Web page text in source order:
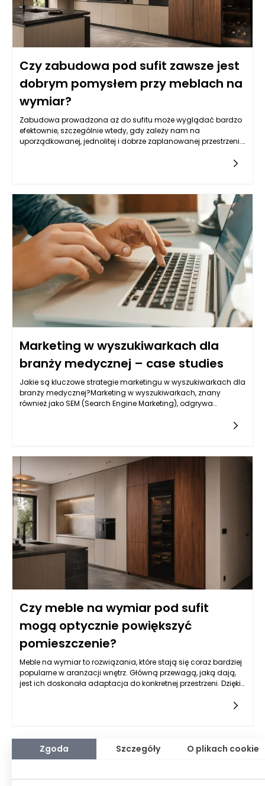
Czy zabudowa pod sufit zawsze jest
dobrym pomysłem przy meblach na
wymiar?
Zabudowa prowadzona aż do sufitu może wyglądać bardzo
efektownie, szczególnie wtedy, gdy zależy nam na
uporządkowanej, jednolitej i dobrze zaplanowanej przestrzeni.
takim rozwiązaniu, dlatego meble na wymiar Bielsko-Biała
powinny być projektowane z uwzględnieniem proporcji
pomieszczenia, wysokości sufitu, ilości światła i rzeczywistych
potrzeb domowników. Wysoka zabudowa może dodać
wnętrzu elegancji, ale może też je optycznie obciążyć, jeśli
zostanie źle dobrana kolorystycznie lub konstrukcyjnie.
Najlepszy efekt powstaje wtedy, gdy funkcjonalność nie
dominuje nad estetyką, a każdy element ma swoje logiczne
uzasadnienie.
Marketing w wyszukiwarkach dla
branży medycznej – case studies
Jakie są kluczowe strategie marketingu w wyszukiwarkach dla
branży medycznej?Marketing w wyszukiwarkach, znany
również jako SEM (Search Engine Marketing), odgrywa
Czy meble na wymiar pod sufit
mogą optycznie powiększyć
pomieszczenie?
Meble na wymiar to rozwiązania, które stają się coraz bardziej
popularne w aranżacji wnętrz. Główną przewagą, jaką dają,
jest ich doskonała adaptacja do konkretnej przestrzeni. Dzięki
stworzenia ergonomicznych rozwiązań, które nie tylko
zaoszczędzą przestrzeń, ale również pozwolą na funkcjonalne
zaaranżowanie wnętrza. Dobrze dobrane meble mogą również
kluczowe w przypadku niewielkich pokoi.
Zgoda Szczegóły O plikach cookie